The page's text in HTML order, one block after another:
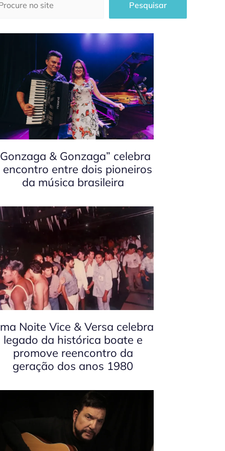
Pesquisar
& Gonzaga” celebra
encontro entre dois pioneiros
da música brasileira
Noite Vice & Versa celebra
legado da histórica boate e
promove reencontro da
geração dos anos 1980